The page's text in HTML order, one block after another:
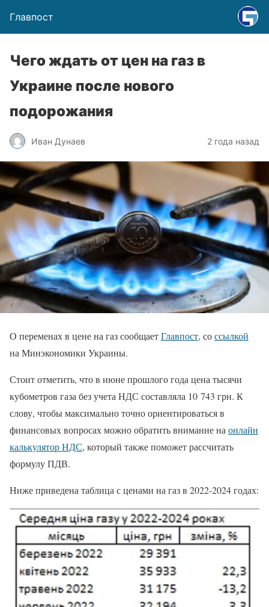
Главпост
Чего ждать от цен на газ в
Украине после нового
подорожания
Иван Дунаев 2 года назад
О переменах в цене на газ сообщаетГлавпост, соссылкой
на Минэкономики Украины.
Стоит отметить, что в июне прошлого года цена тысячи
кубометров газа без учета НДС составляла 10 743 грн. К
слову, чтобы максимально точно ориентироваться в
финансовых вопросах можно обратить внимание на онлайн
калькулятор НДС, который также поможет рассчитать
формулу ПДВ.
Ниже приведена таблица с ценами на газ в 2022-2024 годах: